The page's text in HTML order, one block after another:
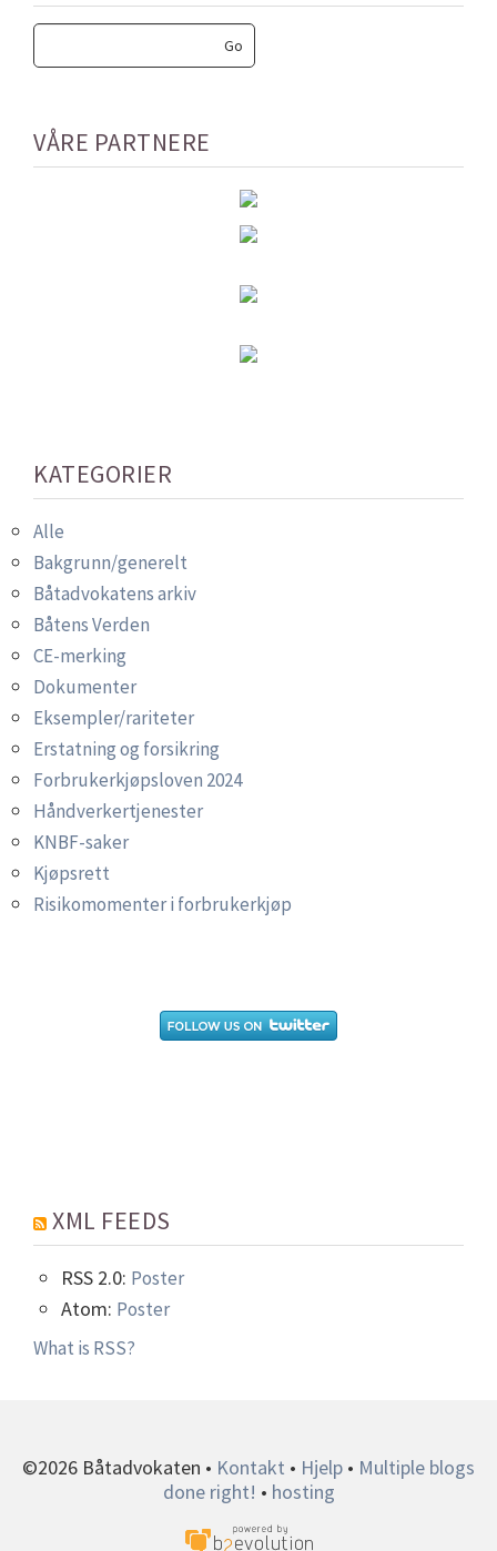
VÅRE PARTNERE
KATEGORIER
Alle
Bakgrunn/generelt
Båtadvokatens arkiv
Båtens Verden
CE-merking
Dokumenter
Eksempler/rariteter
Erstatning og forsikring
Forbrukerkjøpsloven 2024
Håndverkertjenester
KNBF-saker
Kjøpsrett
Risikomomenter i forbrukerkjøp
XML FEEDS
RSS 2.0: Poster
Atom: Poster
What is RSS?
©2026 Båtadvokaten • Kontakt • Hjelp • Multiple blogs
done right! • hosting